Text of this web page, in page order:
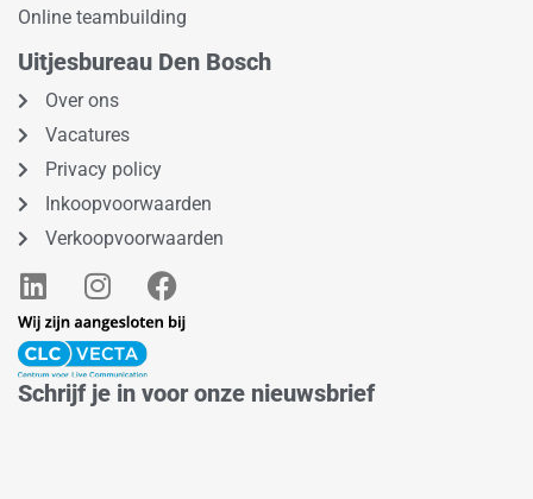
Online teambuilding
Uitjesbureau Den Bosch
Over ons
Vacatures
Privacy policy
Inkoopvoorwaarden
Verkoopvoorwaarden
L
i
n
k
e
I
n
s
t
a
F
a
c
b
Schrijf je in voor onze nieuwsbrief